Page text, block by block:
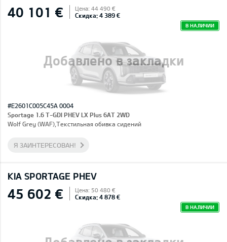
Добавлено в закладки
40 101 € Цена: 44 490 €
Скидка: 4 389 €
В НАЛИЧИИ
#E2601C005C45A 0004
Sportage 1.6 T-GDI PHEV LX Plus 6AT 2WD
Wolf Grey (WAF),Текстильная обивка сидений
Я ЗАИНТЕРЕСОВАН!
KIA SPORTAGE PHEV
45 602 € Цена: 50 480 €
Скидка: 4 878 €
В НАЛИЧИИ